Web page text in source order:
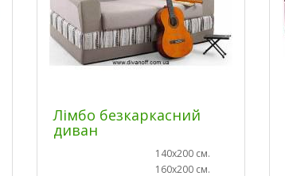
Лімбо безкаркасний
диван
140х200 см.
160х200 см.